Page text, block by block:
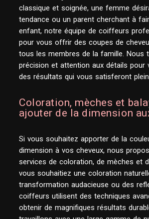
classique et soignée, une femme
tendance ou un parent cherchant à
enfant, notre équipe de coiffeurs
pour vous offrir des coupes de
tous les membres de la famille. Nous
précision et attention aux détails pour
des résultats qui vous satisferont
Coloration, mèches et
ajouter de la dimension
Si vous souhaitez apporter de la
dimension à vos cheveux, nous
services de coloration, de mèches et
vous souhaitiez une coloration
transformation audacieuse ou des
coiffeurs utilisent des techniques
obtenir de magnifiques résultats